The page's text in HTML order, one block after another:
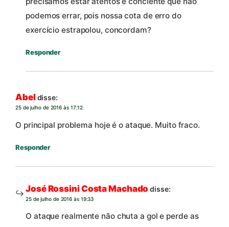
podemos errar, pois nossa cota de erro do
exercício estrapolou, concordam?
Responder
Abeldisse:
25 de julho de 2016 às 17:12
O principal problema hoje é o ataque. Muito fraco.
Responder
José Rossini Costa Machado disse:
25 de julho de 2016 às 19:33
O ataque realmente não chuta a gol e perde as